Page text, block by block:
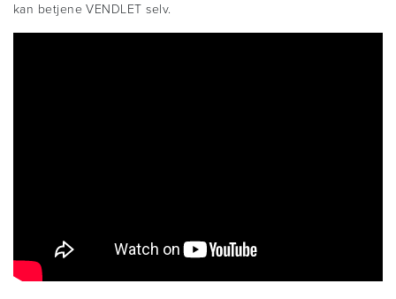
kan betjene VENDLET selv.